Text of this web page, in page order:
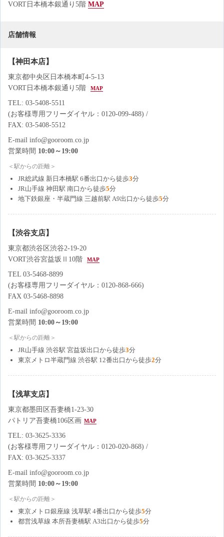
VORT日本橋本銀通り5階 MAP
店舗情報
【神田本店】
東京都中央区日本橋本町4-5-13
VORT日本橋本銀通り5階
MAP
TEL: 03-5408-5511
(お客様専用フリーダイヤル：0120-099-488) /
FAX: 03-5408-5512
E-mail info@gooroom.co.jp
営業時間 10:00～19:00
＜駅からの距離＞
JR総武線 新日本橋駅 6番出口から徒歩3分
JR山手線 神田駅 南口から徒歩5分
地下鉄銀座・半蔵門線 三越前駅 A9出口から徒歩5分
【渋谷支店】
東京都渋谷区渋谷2-19-20
VORT渋谷宮益坂Ⅱ10階
MAP
TEL 03-5468-8899
(お客様専用フリーダイヤル：0120-868-666)
FAX 03-5468-8898
E-mail info@gooroom.co.jp
営業時間 10:00～19:00
＜駅からの距離＞
JR山手線 渋谷駅 宮益坂出口から徒歩3分
東京メトロ半蔵門線 渋谷駅 12番出口から徒歩2分
【浅草支店】
東京都墨田区吾妻橋1-23-30
パトリア吾妻橋106区画 MAP
TEL: 03-3625-3336
(お客様専用フリーダイヤル：0120-020-868) /
FAX: 03-3625-3337
E-mail info@gooroom.co.jp
営業時間 10:00～19:00
＜駅からの距離＞
東京メトロ銀座線 浅草駅 4番出口から徒歩5分
都営浅草線 本所吾妻橋駅 A3出口から徒歩5分